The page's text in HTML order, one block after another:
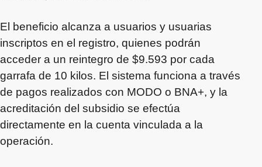
El beneficio alcanza a usuarios y usuarias
inscriptos en el registro, quienes podrán
acceder a un reintegro de $9.593 por cada
garrafa de 10 kilos. El sistema funciona a través
de pagos realizados con MODO o BNA+, y la
acreditación del subsidio se efectúa
directamente en la cuenta vinculada a la
operación.